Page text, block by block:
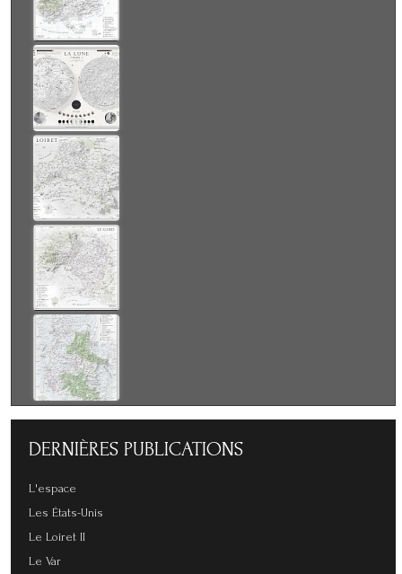
DERNIÈRES PUBLICATIONS
L'espace
Les États-Unis
Le Loiret II
Le Var